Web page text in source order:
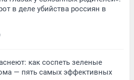
в деле убийства россиян в
как соспеть зеленые
— пять самых эффективных